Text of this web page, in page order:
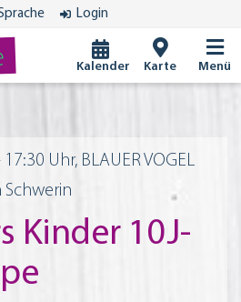
Login
Kalender Karte Menü
Uhr, BLAUER VOGEL
Schwerin
Kinder 10J-